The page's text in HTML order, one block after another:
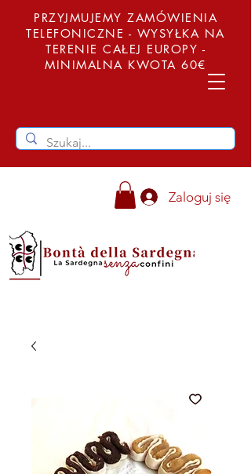
PRZYJMUJEMY ZAMÓWIENIA
TELEFONICZNE - WYSYŁKA NA
TERENIE CAŁEJ EUROPY -
MINIMALNA KWOTA 60€
Zaloguj się